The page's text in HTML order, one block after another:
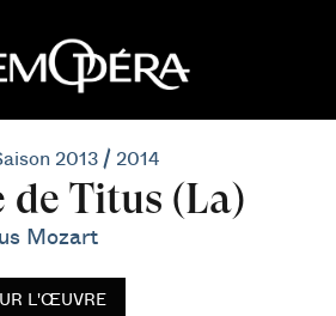
2013 / 2014
de Titus (La)
Mozart
L'ŒUVRE